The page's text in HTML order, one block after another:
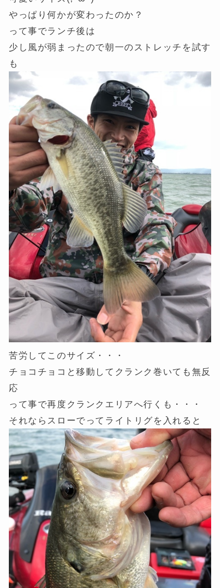
やっぱり何かが変わったのか？
って事でランチ後は
少し風が弱まったので朝一のストレッチを試す
も
苦労してこのサイズ・・・
チョコチョコと移動してクランク巻いても無反
応
って事で再度クランクエリアへ行くも・・・
それならスローでってライトリグを入れると